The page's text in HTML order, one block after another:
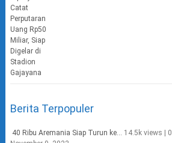
Berita Terpopuler
40 Ribu Aremania Siap Turun ke... 14.5k views